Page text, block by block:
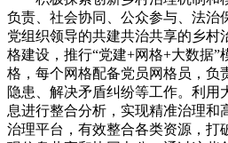
负责、社会协同、公众参与、法治
党组织领导的共建共治共享的乡村
格建设，推行“党建+网格+大数据”
格，每个网格配备党员网格员，负
隐患、解决矛盾纠纷等工作。利用
息进行整合分析，实现精准治理和
治理平台，有效整合各类资源，打